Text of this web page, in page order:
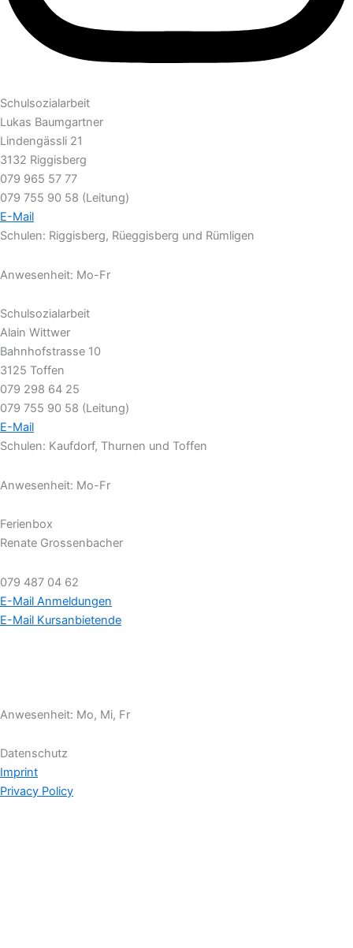
Schulsozialarbeit
Lukas Baumgartner
Lindengässli 21
3132 Riggisberg
079 965 57 77
079 755 90 58 (Leitung)
E-Mail
Schulen: Riggisberg, Rüeggisberg und Rümligen
Anwesenheit: Mo-Fr
Schulsozialarbeit
Alain Wittwer
Bahnhofstrasse 10
3125 Toffen
079 298 64 25
079 755 90 58 (Leitung)
E-Mail
Schulen: Kaufdorf, Thurnen und Toffen
Anwesenheit: Mo-Fr
Ferienbox
Renate Grossenbacher
079 487 04 62
E-Mail Anmeldungen
E-Mail Kursanbietende
Anwesenheit: Mo, Mi, Fr
Datenschutz
Imprint
Privacy Policy